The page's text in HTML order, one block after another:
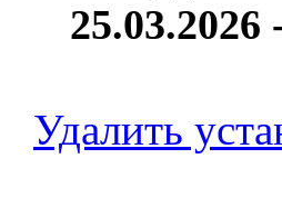
25.03.2026
Удалить